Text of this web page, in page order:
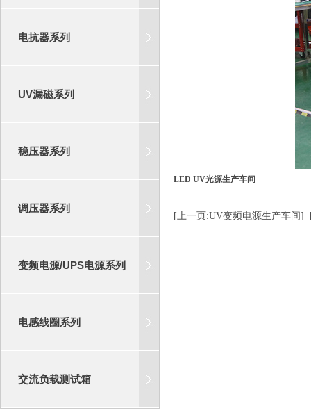
电抗器系列
UV漏磁系列
稳压器系列
调压器系列
变频电源/UPS电源系列
电感线圈系列
交流负载测试箱
LED UV光源生产车间
[上一页:UV变频电源生产车间]